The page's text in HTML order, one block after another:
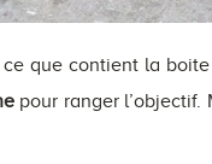
que contient la
pour ranger l’objectif.